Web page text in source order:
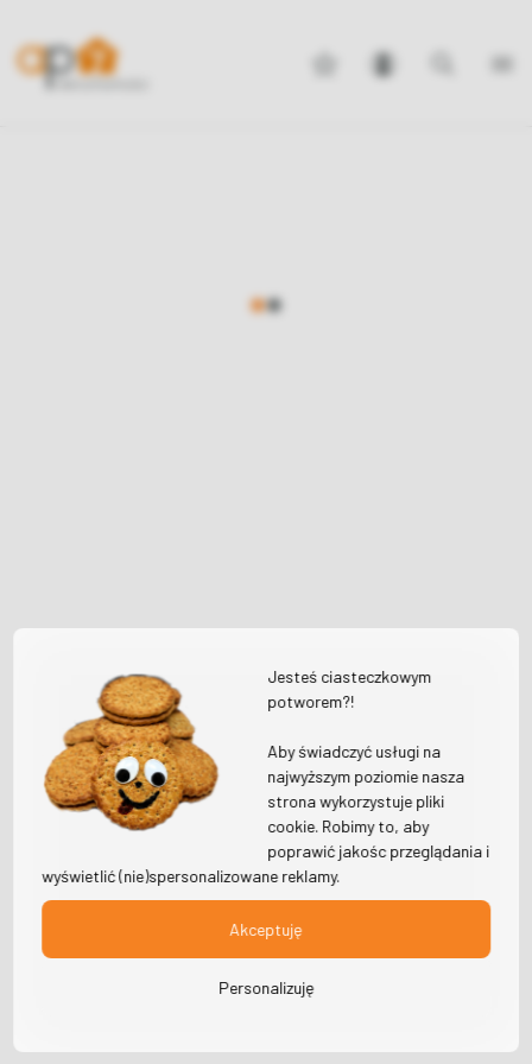
Jesteś ciasteczkowym
potworem?!
Aby świadczyć usługi na
najwyższym poziomie nasza
strona wykorzystuje pliki
cookie. Robimy to, aby
poprawić jakośc przeglądania i
wyświetlić (nie)spersonalizowane reklamy.
Akceptuję
Personalizuję